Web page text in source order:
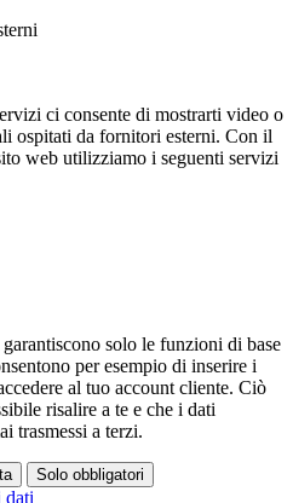
ci consente di mostrarti video o
ospitati da fornitori esterni. Con il
web utilizziamo i seguenti servizi
solo le funzioni di base
per esempio di inserire i
al tuo account cliente. Ciò
risalire a te e che i dati
trasmessi a terzi.
Solo obbligatori
dati